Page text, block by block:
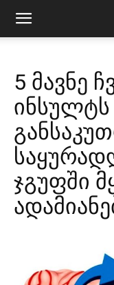
5 მავნე
ჯგუფში